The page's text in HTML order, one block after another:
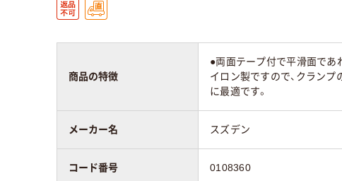
商品の特徴
●両面テープ付で平滑面であ
イロン製ですので、クラン
に最適です。
メーカー名 スズデン
コード番号 0108360